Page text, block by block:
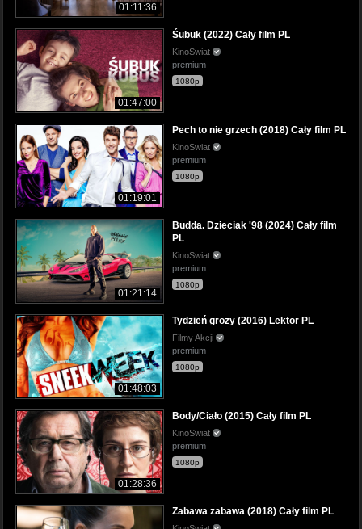
01:11:36
01:47:00
Śubuk (2022) Cały film PL
KinoSwiat
premium
1080p
01:19:01
Pech to nie grzech (2018) Cały film PL
KinoSwiat
premium
1080p
01:21:14
Budda. Dzieciak '98 (2024) Cały film
PL
KinoSwiat
premium
1080p
01:48:03
Tydzień grozy (2016) Lektor PL
Filmy Akcji
premium
1080p
01:28:36
Body/Ciało (2015) Cały film PL
KinoSwiat
premium
1080p
Zabawa zabawa (2018) Cały film PL